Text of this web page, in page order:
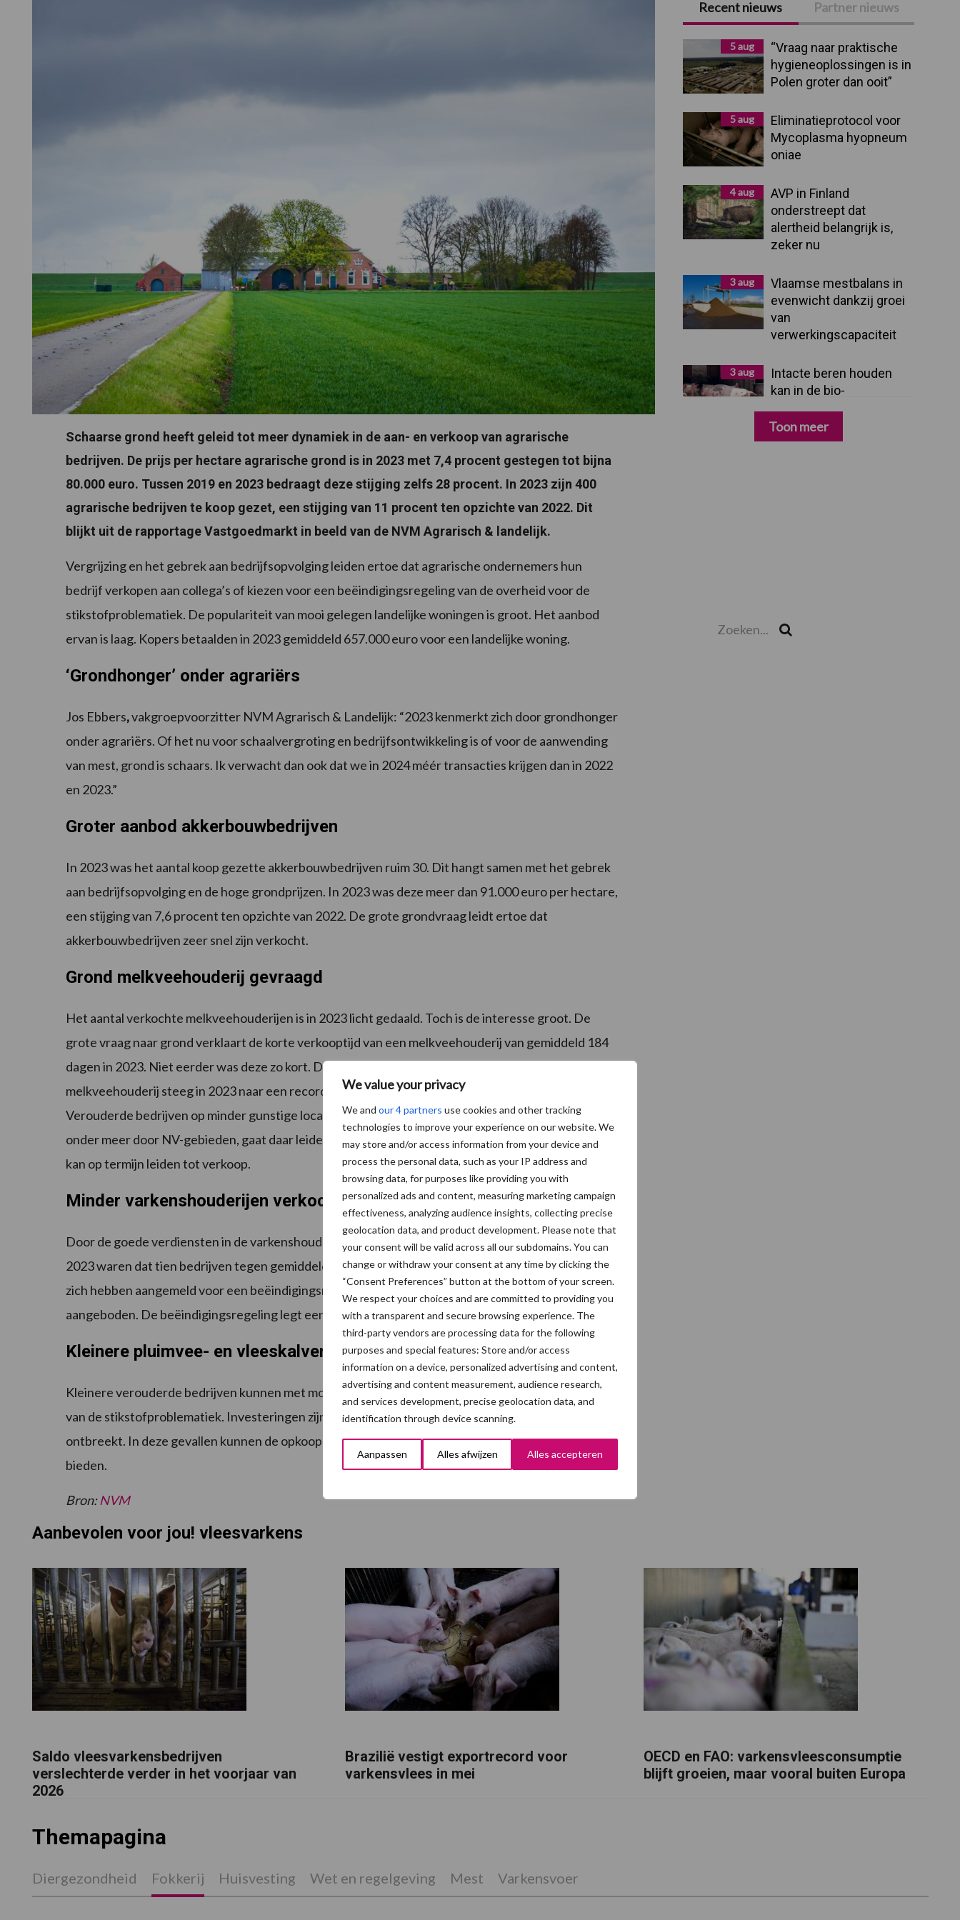
We value your privacy
We and our 4 partners use cookies and other tracking
technologies to improve your experience on our website. We
may store and/or access information from your device and
process the personal data, such as your IP address and
browsing data, for purposes like providing you with
personalized ads and content, measuring marketing campaign
effectiveness, analyzing audience insights, collecting precise
geolocation data, and product development. Please note that
your consent will be valid across all our subdomains. You can
change or withdraw your consent at any time by clicking the
“Consent Preferences” button at the bottom of your screen.
We respect your choices and are committed to providing you
with a transparent and secure browsing experience. The
third-party vendors are processing data for the following
purposes and special features: Store and/or access
information on a device, personalized advertising and content,
advertising and content measurement, audience research,
and services development, precise geolocation data, and
identification through device scanning.
Aanpassen Alles afwijzen Alles accepteren
Schaarse grond heeft geleid tot meer dynamiek in de aan- en verkoop van agrarische
bedrijven. De prijs per hectare agrarische grond is in 2023 met 7,4 procent gestegen tot bijna
80.000 euro. Tussen 2019 en 2023 bedraagt deze stijging zelfs 28 procent. In 2023 zijn 400
agrarische bedrijven te koop gezet, een stijging van 11 procent ten opzichte van 2022. Dit
blijkt uit de rapportage Vastgoedmarkt in beeld van de NVM Agrarisch & landelijk.
Vergrijzing en het gebrek aan bedrijfsopvolging leiden ertoe dat agrarische ondernemers hun
bedrijf verkopen aan collega’s of kiezen voor een beëindigingsregeling van de overheid voor de
stikstofproblematiek. De populariteit van mooi gelegen landelijke woningen is groot. Het aanbod
ervan is laag. Kopers betaalden in 2023 gemiddeld 657.000 euro voor een landelijke woning.
‘Grondhonger’ onder agrariërs
Jos Ebbers,vakgroepvoorzitter NVM Agrarisch & Landelijk: “2023 kenmerkt zich door grondhonger
onder agrariërs. Of het nu voor schaalvergroting en bedrijfsontwikkeling is of voor de aanwending
van mest, grond is schaars. Ik verwacht dan ook dat we in 2024 méér transacties krijgen dan in 2022
en 2023.”
Groter aanbod akkerbouwbedrijven
In 2023 was het aantal koop gezette akkerbouwbedrijven ruim 30. Dit hangt samen met het gebrek
aan bedrijfsopvolging en de hoge grondprijzen. In 2023 was deze meer dan 91.000 euro per hectare,
een stijging van 7,6 procent ten opzichte van 2022. De grote grondvraag leidt ertoe dat
akkerbouwbedrijven zeer snel zijn verkocht.
Grond melkveehouderij gevraagd
Het aantal verkochte melkveehouderijen is in 2023 licht gedaald. Toch is de interesse groot. De
grote vraag naar grond verklaart de korte verkooptijd van een melkveehouderij van gemiddeld 184
dagen in 2023. Niet eerder was deze zo kort. De gemiddelde bedrijfsgrootte van een verkochte
melkveehouderij steeg in 2023 naar een recordhoogte van 38,3 hectare, constateert de NVM.
Verouderde bedrijven op minder gunstige locaties staan echter langer te koop. Extra regelgeving,
onder meer door NV-gebieden, gaat daar leiden tot hogere kosten en druk op het rendement. Dit
kan op termijn leiden tot verkoop.
Minder varkenshouderijen verkocht
Door de goede verdiensten in de varkenshouderij is het aantal te koop gezette bedrijven beperkt. In
2023 waren dat tien bedrijven tegen gemiddeld 30 bedrijven in de afgelopen tien jaar. Bedrijven die
zich hebben aangemeld voor een beëindigingsregeling van de overheid zijn niet op de vrije markt
aangeboden. De beëindigingsregeling legt een bodem in de markt.
Kleinere pluimvee- en vleeskalverhouderijen missen armslag
Kleinere verouderde bedrijven kunnen met moeite voldoen aan de overheidsmaatregelen als gevolg
van de stikstofproblematiek. Investeringen zijn noodzakelijk maar de armslag of het perspectief
ontbreekt. In deze gevallen kunnen de opkoopregelingen van de overheid een mogelijke oplossing
bieden.
Bron:NVM
Primaire
Sidebar
Recent nieuws Partner nieuws
5 aug
“Vraag naar praktische
hygieneoplossingen is in
Polen groter dan ooit”
5 aug
Eliminatieprotocol voor
Mycoplasma hyopneum
oniae
4 aug
AVP in Finland
onderstreept dat
alertheid belangrijk is,
zeker nu
3 aug
Vlaamse mestbalans in
evenwicht dankzij groei
van
verwerkingscapaciteit
3 aug
Intacte beren houden
kan in de bio-
varkenshouderij, maar
dan moet alles kloppen
Toon meer
Aanbevolen voor jou! vleesvarkens
Saldo vleesvarkensbedrijven
verslechterde verder in het voorjaar van
2026
Brazilië vestigt exportrecord voor
varkensvlees in mei
OECD en FAO: varkensvleesconsumptie
blijft groeien, maar vooral buiten Europa
Themapagina
Diergezondheid Fokkerij Huisvesting Wet en regelgeving Mest Varkensvoer